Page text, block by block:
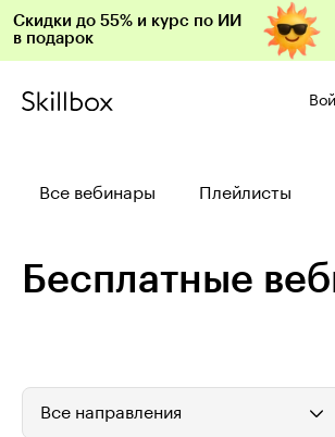
Скидки до 55% и курс по ИИ
в подарок
Все вебинары Плейлисты
Бесплатные
Все направления